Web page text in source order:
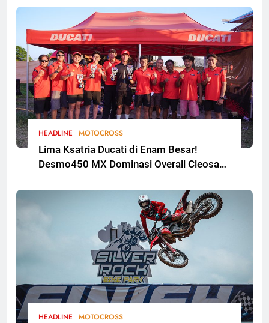
HEADLINE MOTOCROSS
Lima Ksatria Ducati di Enam Besar!
Desmo450 MX Dominasi Overall Cleosa
HEADLINE MOTOCROSS